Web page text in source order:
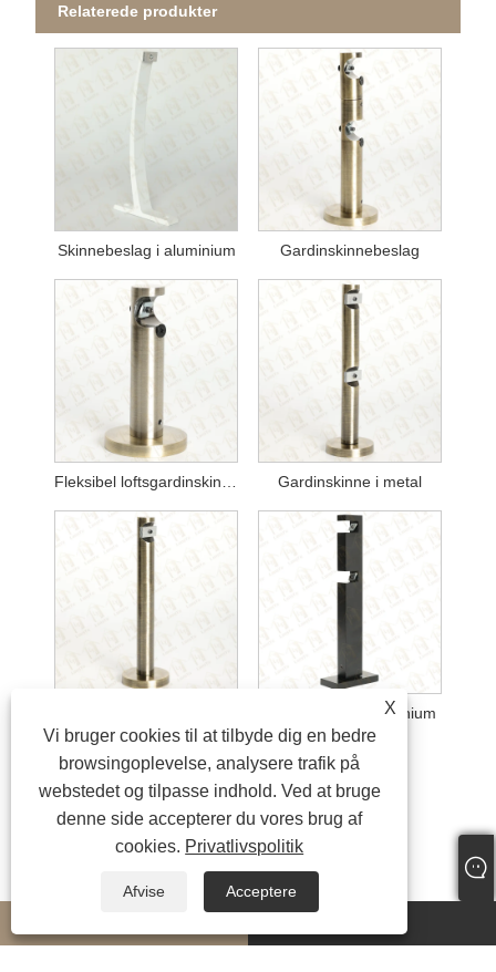
Relaterede produkter
Skinnebeslag i aluminium Gardinskinnebeslag
Gardinskinne i metal
gardinskinne i aluminium
X
Vi bruger cookies til at tilbyde dig en bedre
browsingoplevelse, analysere trafik på
webstedet og tilpasse indhold. Ved at bruge
denne side accepterer du vores brug af
cookies. Privatlivspolitik
Afvise Acceptere